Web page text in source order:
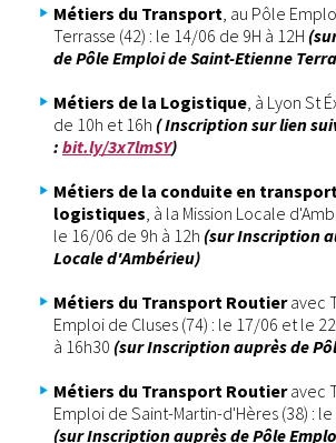
Métiers du Transport , au Pôle
Terrasse (42) : le 14/06 de 9H à 12H
de Pôle Emploi de Saint-Etienne
Métiers de la Logistique , à Lyon St
de 10h et 16h ( Inscription sur lien
: bit.ly/3x7lmSY)
Métiers de la conduite en
logistiques , à la Mission Locale
le 16/06 de 9h à 12h (sur Inscription
Locale d'Ambérieu)
Métiers du Transport Routieravec
Emploi de Cluses (74) : le 17/06 et le
à 16h30 (sur Inscription auprès de
Métiers du Transport Routieravec
Emploi de Saint-Martin-d'Hères (38) :
(sur Inscription auprès de Pôle